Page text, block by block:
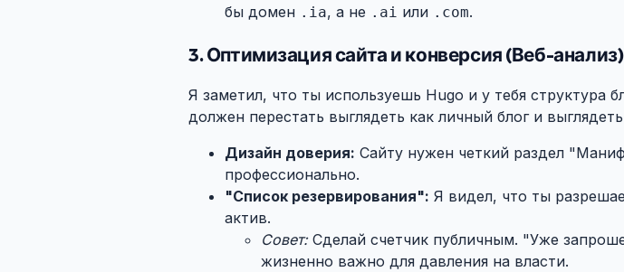
бы домен .ia, а не .ai или .com.
3. Оптимизация сайта и конверсия (Веб-анализ)
Я заметил, что ты используешь Hugo и у тебя структура
должен перестать выглядеть как личный блог и
Дизайн доверия: Сайту нужен четкий раздел
профессионально.
"Список резервирования": Я видел, что ты
актив.
Совет:Сделай счетчик публичным. "Уже
жизненно важно для давления на власти.